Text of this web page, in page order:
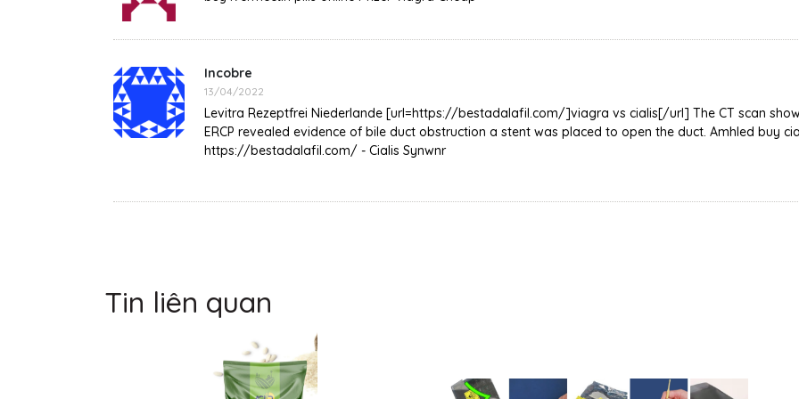
Incobre
13/04/2022
Levitra Rezeptfrei Niederlande [url=https://bestadalafil.com/]viagra vs cialis[/url] The CT scan
ERCP revealed evidence of bile duct obstruction a stent was placed to open the duct. Amhled buy
https://bestadalafil.com/ - Cialis Synwnr
Tin liên quan